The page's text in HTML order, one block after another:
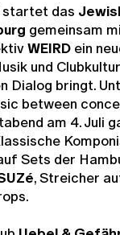
startet das
gemeinsam
WEIRD ein
und
Dialog bringt.
between
am 4. Juli
Sets der
, Streicher